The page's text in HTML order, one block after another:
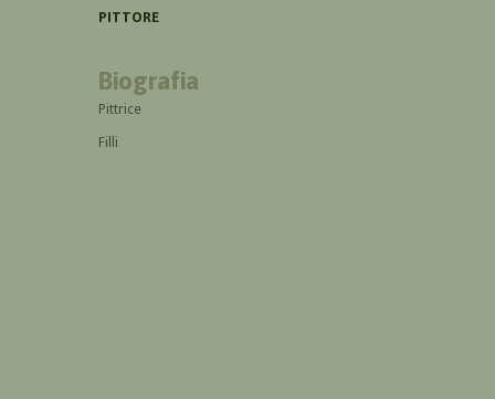
PITTORE
Biografia
Pittrice
Filli